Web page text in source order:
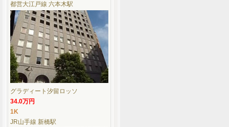
都営大江戸線 六本木駅
グラディート汐留ロッソ
34.0万円
1K
JR山手線 新橋駅